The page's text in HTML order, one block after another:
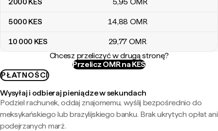
5000 KES 14,88 OMR
10 000 KES 29,77 OMR
Chcesz przeliczyć w drugą stronę?
Przelicz OMR na KES
PŁATNOŚCI
Wysyłaj i odbieraj pieniądze w sekundach
Podziel rachunek, oddaj znajomemu, wyślij bezpośrednio do
meksykańskiego lub brazylijskiego banku. Brak ukrytych opłat ani
podejrzanych marż.